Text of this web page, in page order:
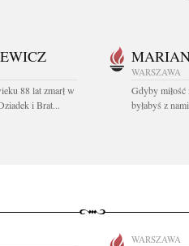
88 lat zmarł w
i Brat...
WARSZAWA
Gdyby miłość
byłabyś z
WARSZAWA